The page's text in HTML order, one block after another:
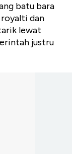
batu bara
royalti dan
lewat
justru